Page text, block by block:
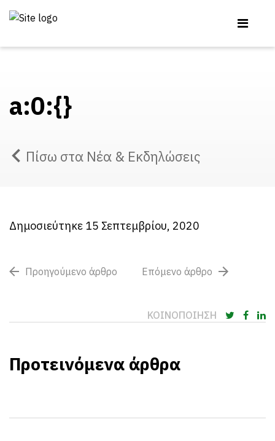
a:0:{}
Πίσω στα Νέα & Εκδηλώσεις
Δημοσιεύτηκε 15 Σεπτεμβρίου, 2020
Προηγούμενο άρθρο Επόμενο άρθρο
ΚΟΙΝΟΠΟΙΗΣΗ
Προτεινόμενα άρθρα